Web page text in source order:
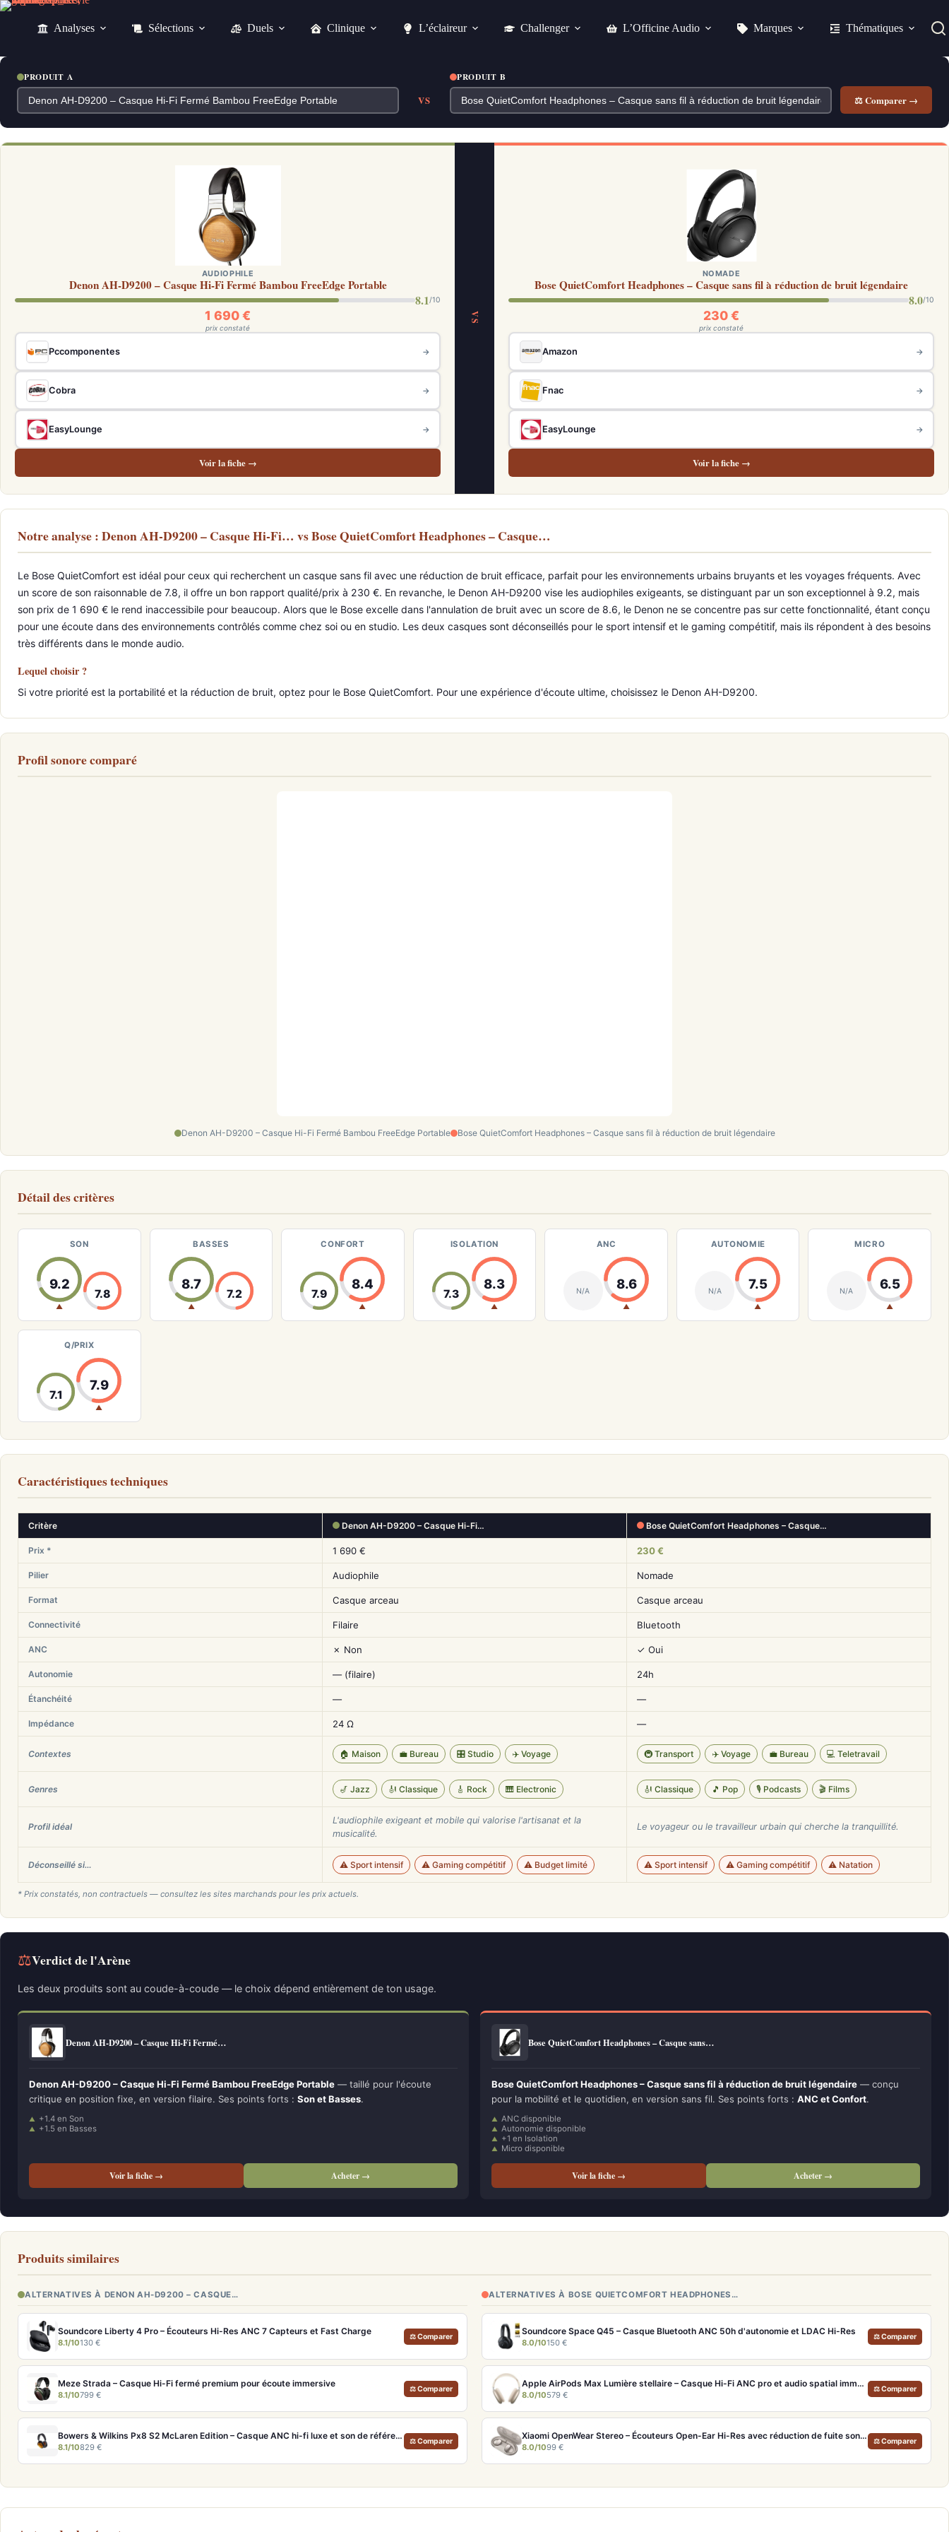
Passer
Analyses Sélections Duels Clinique L’éclaireur Challenger L’Officine Audio Marques Thématiques
PRODUIT A
VS
PRODUIT B
⚖ Comparer →
AUDIOPHILE
Denon AH-D9200 – Casque Hi-Fi Fermé Bambou FreeEdge Portable
8.1/10
1 690 €
prix constaté
Pccomponentes →
Cobra →
EasyLounge →
Voir la fiche →
VS
NOMADE
Bose QuietComfort Headphones – Casque sans fil à réduction de bruit légendaire
8.0/10
230 €
prix constaté
Amazon →
Fnac →
EasyLounge →
Voir la fiche →
Notre analyse : Denon AH-D9200 – Casque Hi-Fi… vs Bose QuietComfort Headphones – Casque…
Le Bose QuietComfort est idéal pour ceux qui recherchent un casque sans fil avec une réduction de bruit efficace, parfait pour les environnements urbains bruyants et les voyages fréquents. Avec
un score de son raisonnable de 7.8, il offre un bon rapport qualité/prix à 230 €. En revanche, le Denon AH-D9200 vise les audiophiles exigeants, se distinguant par un son exceptionnel à 9.2, mais
son prix de 1 690 € le rend inaccessibile pour beaucoup. Alors que le Bose excelle dans l'annulation de bruit avec un score de 8.6, le Denon ne se concentre pas sur cette fonctionnalité, étant conçu
pour une écoute dans des environnements contrôlés comme chez soi ou en studio. Les deux casques sont déconseillés pour le sport intensif et le gaming compétitif, mais ils répondent à des besoins
très différents dans le monde audio.
Lequel choisir ?
Si votre priorité est la portabilité et la réduction de bruit, optez pour le Bose QuietComfort. Pour une expérience d'écoute ultime, choisissez le Denon AH-D9200.
Profil sonore comparé
Denon AH-D9200 – Casque Hi-Fi Fermé Bambou FreeEdge Portable Bose QuietComfort Headphones – Casque sans fil à réduction de bruit légendaire
Détail des critères
SON
9.2
▲
7.8
BASSES
8.7
▲
7.2
CONFORT
7.9
8.4
▲
ISOLATION
7.3
8.3
▲
ANC
N/A 8.6
▲
AUTONOMIE
N/A 7.5
▲
MICRO
N/A 6.5
▲
Q/PRIX
7.1
7.9
▲
Caractéristiques techniques
Critère Denon AH-D9200 – Casque Hi-Fi… Bose QuietComfort Headphones – Casque…
Prix * 1 690 € 230 €
Pilier Audiophile Nomade
Format Casque arceau Casque arceau
Connectivité Filaire Bluetooth
ANC ✗ Non ✓ Oui
Autonomie — (filaire) 24h
Étanchéité — —
Impédance 24 Ω —
Contextes 🏠 Maison 💼 Bureau 🎛️ Studio ✈️ Voyage 🚇 Transport ✈️ Voyage 💼 Bureau 💻 Teletravail
Genres 🎷 Jazz 🎻 Classique 🎸 Rock 🎹 Electronic 🎻 Classique 🎵 Pop 🎙️ Podcasts 🎬 Films
Profil idéal
L'audiophile exigeant et mobile qui valorise l'artisanat et la
musicalité.
Le voyageur ou le travailleur urbain qui cherche la tranquillité.
Déconseillé si… ⚠️ Sport intensif ⚠️ Gaming compétitif ⚠️ Budget limité ⚠️ Sport intensif ⚠️ Gaming compétitif ⚠️ Natation
* Prix constatés, non contractuels — consultez les sites marchands pour les prix actuels.
⚖Verdict de l'Arène
Les deux produits sont au coude-à-coude — le choix dépend entièrement de ton usage.
Denon AH-D9200 – Casque Hi-Fi Fermé…
Denon AH-D9200 – Casque Hi-Fi Fermé Bambou FreeEdge Portable — taillé pour l'écoute
critique en position fixe, en version filaire. Ses points forts : Son et Basses.
+1.4 en Son
+1.5 en Basses
Voir la fiche → Acheter →
Bose QuietComfort Headphones – Casque sans…
Bose QuietComfort Headphones – Casque sans fil à réduction de bruit légendaire — conçu
pour la mobilité et le quotidien, en version sans fil. Ses points forts : ANC et Confort.
ANC disponible
Autonomie disponible
+1 en Isolation
Micro disponible
Voir la fiche → Acheter →
Produits similaires
ALTERNATIVES À DENON AH-D9200 – CASQUE…
Soundcore Liberty 4 Pro – Écouteurs Hi-Res ANC 7 Capteurs et Fast Charge
8.1/10130 €
⚖ Comparer
Meze Strada – Casque Hi-Fi fermé premium pour écoute immersive
8.1/10799 €
⚖ Comparer
Bowers & Wilkins Px8 S2 McLaren Edition – Casque ANC hi-fi luxe et son de référence
8.1/10829 €
⚖ Comparer
ALTERNATIVES À BOSE QUIETCOMFORT HEADPHONES…
Soundcore Space Q45 – Casque Bluetooth ANC 50h d'autonomie et LDAC Hi-Res
8.0/10150 €
⚖ Comparer
Apple AirPods Max Lumière stellaire – Casque Hi-Fi ANC pro et audio spatial immersif
8.0/10579 €
⚖ Comparer
Xiaomi OpenWear Stereo – Écouteurs Open-Ear Hi-Res avec réduction de fuite sonore
8.0/1099 €
⚖ Comparer